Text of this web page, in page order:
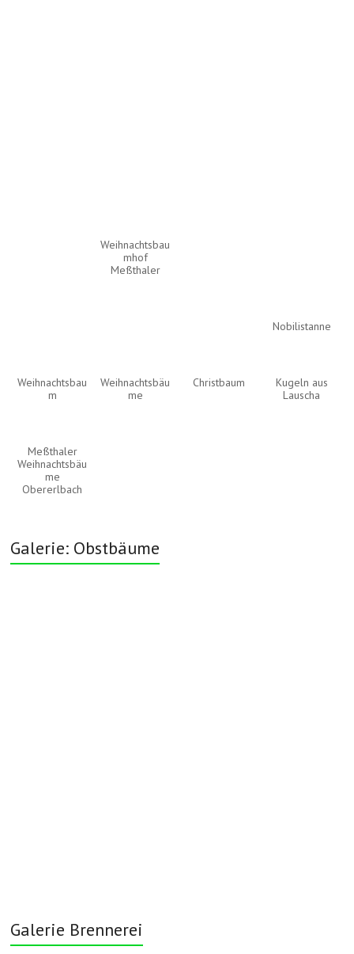
Weihnachtsbau
mhof
Meßthaler
Nobilistanne
Weihnachtsbau
m
Weihnachtsbäu
me
Christbaum
Kugeln aus
Lauscha
Meßthaler
Weihnachtsbäu
me
Obererlbach
Galerie: Obstbäume
Galerie Brennerei